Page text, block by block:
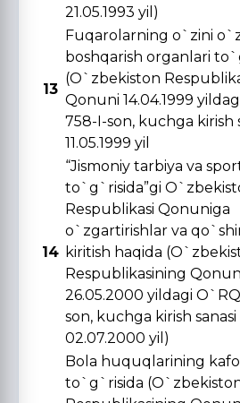
21.05.1993 yil)
13
Fuqarolarning o`zini
boshqarish organlari
(O`zbekiston
Qonuni 14.04.1999
758-I-son, kuchga kirish
11.05.1999 yil
14
“Jismoniy tarbiya va
to`g`risida”gi
Respublikasi Qonuniga
o`zgartirishlar va
kiritish haqida
Respublikasining
26.05.2000 yildagi
son, kuchga kirish sanasi
02.07.2000 yil)
Bola huquqlarining
to`g`risida